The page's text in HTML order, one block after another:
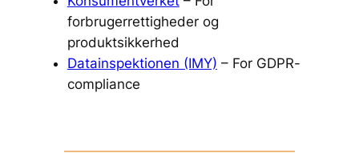
forbrugerrettigheder og
produktsikkerhed
Datainspektionen (IMY) – For GDPR-
compliance